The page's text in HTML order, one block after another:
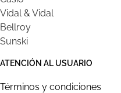
Vidal & Vidal
Bellroy
Sunski
ATENCIÓN AL USUARIO
Términos y condiciones